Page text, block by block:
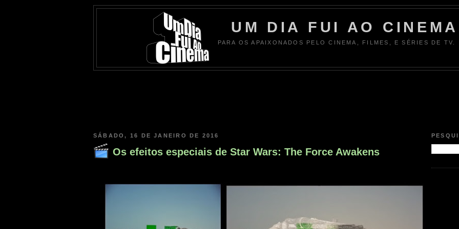
UM DIA FUI AO CINEMA
PARA OS APAIXONADOS PELO CINEMA, FILMES, E SÉRIES DE TV.
SÁBADO, 16 DE JANEIRO DE 2016
Os efeitos especiais de Star Wars: The Force Awakens